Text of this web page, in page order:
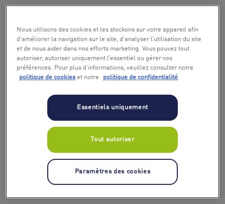
Nous utilisons des cookies et les stockons sur votre appareil afin
d’améliorer la navigation sur le site, d’analyser l’utilisation du site
et de nous aider dans nos efforts marketing. Vous pouvez tout
autoriser, autoriser uniquement l’essentiel ou gérer vos
préférences. Pour plus d’informations, veuillez consulter notre
politique de cookieset notre politique de confidentialité.
Essentiels uniquement
Tout autoriser
Paramètres des cookies